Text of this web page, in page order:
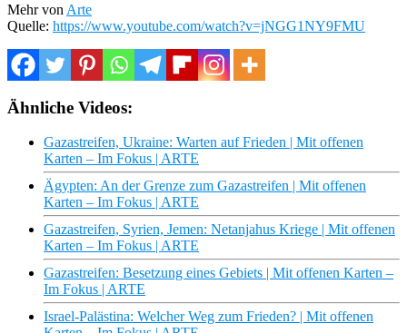
Mehr von Arte
Quelle: https://www.youtube.com/watch?v=jNGG1NY9FMU
Ähnliche Videos:
Gazastreifen, Ukraine: Warten auf Frieden | Mit offenen
Karten – Im Fokus | ARTE
Ägypten: An der Grenze zum Gazastreifen | Mit offenen
Karten – Im Fokus | ARTE
Gazastreifen, Syrien, Jemen: Netanjahus Kriege | Mit offenen
Karten – Im Fokus | ARTE
Gazastreifen: Besetzung eines Gebiets | Mit offenen Karten –
Im Fokus | ARTE
Israel-Palästina: Welcher Weg zum Frieden? | Mit offenen